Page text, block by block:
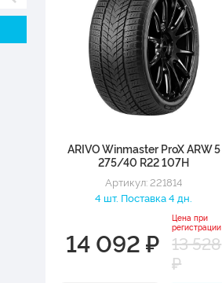
ARIVO Winmaster ProX ARW 5
275/40 R22 107H
Артикул: 221814
4 шт. Поставка 4 дн.
14 092 ₽
Цена при
регистрации
13 528
₽